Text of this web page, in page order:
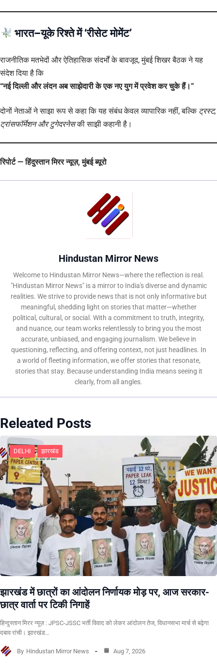
भारत–यूके रिश्ते में ‘रीसेट मोमेंट’
राजनीतिक मतभेदों और ऐतिहासिक संदर्भों के बावजूद, मुंबई शिखर बैठक ने यह
संदेश दिया है कि
“नई दिल्ली और लंदन अब साझेदारी के एक नए युग में प्रवेश कर चुके हैं।”
दोनों नेताओं ने साझा रूप से कहा कि यह संबंध केवल व्यापारिक नहीं, बल्कि ट्रस्ट,
ट्रांसफॉर्मेशन और टुगेदरनेसकी साझी कहानी है।
रिपोर्ट — हिंदुस्तान मिरर न्यूज़, मुंबई ब्यूरो
Hindustan Mirror News
Welcome to Hindustan Mirror News—where the reflection is real.
"Hindustan Mirror News" is a mirror to India's diverse and dynamic
realities. We strive to provide news that is not only informative but
meaningful, shedding light on stories that matter—whether
political, cultural, or social. With a commitment to truth, integrity,
and nuance, our team works relentlessly to bring you the most
accurate, unbiased, and engaging journalism. We believe in
questioning, reflecting, and offering context, not just headlines. In
a world of fleeting information, we offer stories that resonate,
stories that stay. Because understanding India means seeing it
clearly, from all angles.
Releated Posts
DELHI झारखंड
झारखंड में छात्रों का आंदोलन निर्णायक मोड़ पर, आज सरकार-
छात्र वार्ता पर टिकी निगाहें
हिन्दुस्तान मिरर न्यूज़ : JPSC-JSSC भर्ती विवाद को लेकर आंदोलन तेज, विधानसभा मार्च से बढ़ेगा
दबाव रांची। झारखंड…
By Hindustan Mirror News Aug 7, 2026